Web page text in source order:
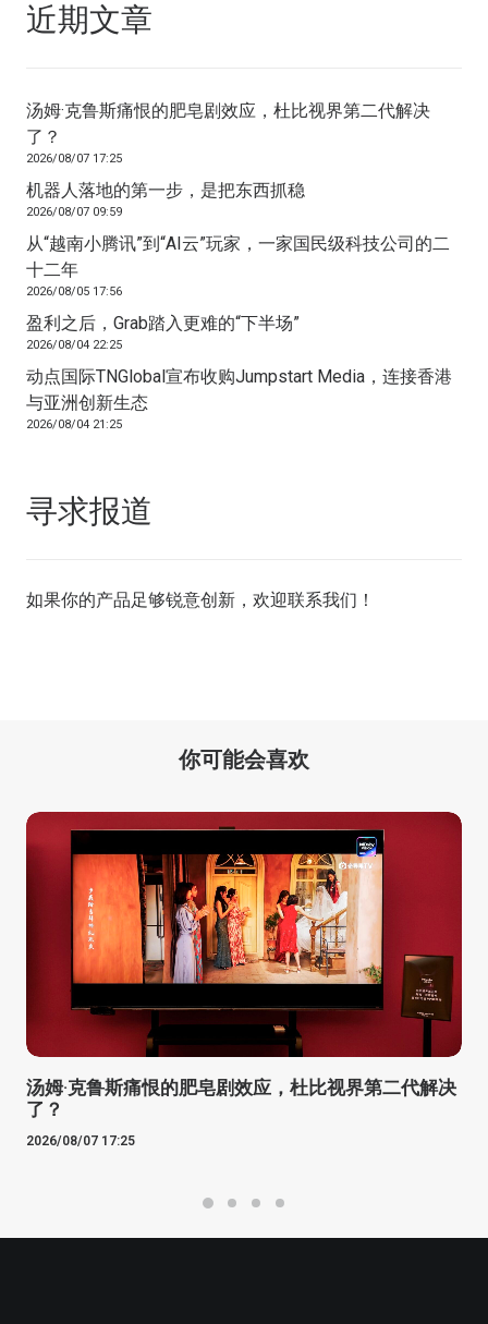
近期文章
汤姆·克鲁斯痛恨的肥皂剧效应，杜比视界第二代解决
了？
2026/08/07 17:25
机器人落地的第一步，是把东西抓稳
2026/08/07 09:59
从“越南小腾讯”到“AI云”玩家，一家国民级科技公司的二
十二年
2026/08/05 17:56
盈利之后，Grab踏入更难的“下半场”
2026/08/04 22:25
动点国际TNGlobal宣布收购Jumpstart Media，连接香港
与亚洲创新生态
2026/08/04 21:25
寻求报道
如果你的产品足够锐意创新，欢迎联系我们 ！
你可能会喜欢
汤姆·克鲁斯痛恨的肥皂剧效应，杜比视界第二代解决
了？
2026/08/07 17:25